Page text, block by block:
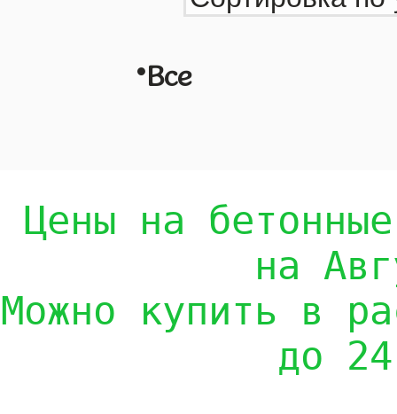
•Все
Цены на
на
Можно купить в
до